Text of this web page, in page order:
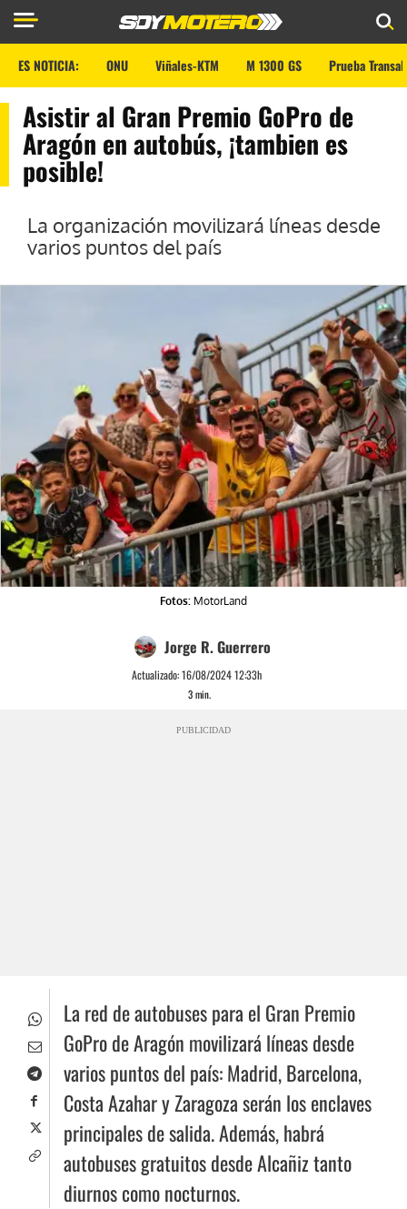
ES NOTICIA: ONU Viñales-KTM M 1300 GS Prueba
Asistir al Gran Premio GoPro de
Aragón en autobús, ¡tambien es
posible!
La organización movilizará líneas desde
varios puntos del país
Fotos: MotorLand
Jorge R. Guerrero
Actualizado:16/08/2024 12:33h
3min.
PUBLICIDAD
La red de autobuses para el Gran Premio
GoPro de Aragón movilizará líneas desde
varios puntos del país: Madrid, Barcelona,
Costa Azahar y Zaragoza serán los enclaves
principales de salida. Además, habrá
autobuses gratuitos desde Alcañiz tanto
diurnos como nocturnos.